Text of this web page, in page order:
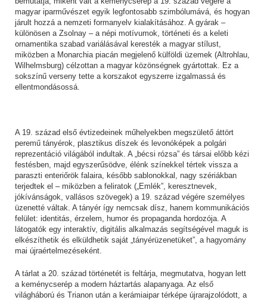
magyar iparművészet egyik legfontosabb szimbólumává, és hogyan
járult hozzá a nemzeti formanyelv kialakításához. A gyárak –
különösen a Zsolnay – a népi motívumok, történeti és a keleti
ornamentika szabad variálásával keresték a magyar stílust,
miközben a Monarchia piacán megjelenő külföldi üzemek (Altrohlau,
Wilhelmsburg) célzottan a magyar közönségnek gyártottak. Ez a
sokszínű verseny tette a korszakot egyszerre izgalmassá és
ellentmondásossá.
A 19. század első évtizedeinek műhelyekben megszülető áttört
peremű tányérok, plasztikus díszek és levonóképek a polgári
reprezentáció világából indultak. A „bécsi rózsa” és társai előbb kézi
festésben, majd egyszerűsödve, élénk színekkel tértek vissza a
paraszti enteriőrök falaira, később sablonokkal, nagy szériákban
terjedtek el – miközben a feliratok („Emlék”, keresztnevek,
jókívánságok, vallásos szövegek) a 19. század végére személyes
üzenetté váltak. A tányér így nemcsak dísz, hanem kommunikációs
felület: identitás, érzelem, humor és propaganda hordozója. A
látogatók egy interaktív, digitális alkalmazás segítségével maguk is
elkészíthetik és elküldhetik saját „tányérüzenetüket”, a hagyomány
mai újraértelmezéseként.
A tárlat a 20. század történetét is feltárja, megmutatva, hogyan lett
a keménycserép a modern háztartás alapanyaga. Az első
világháború és Trianon után a kerámiaipar térképe újrarajzolódott, a